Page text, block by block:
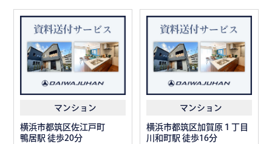
マンション
横浜市都筑区佐江戸町
鴨居駅 徒歩20分
マンション
横浜市都筑区加賀原１丁目
川和町駅 徒歩16分